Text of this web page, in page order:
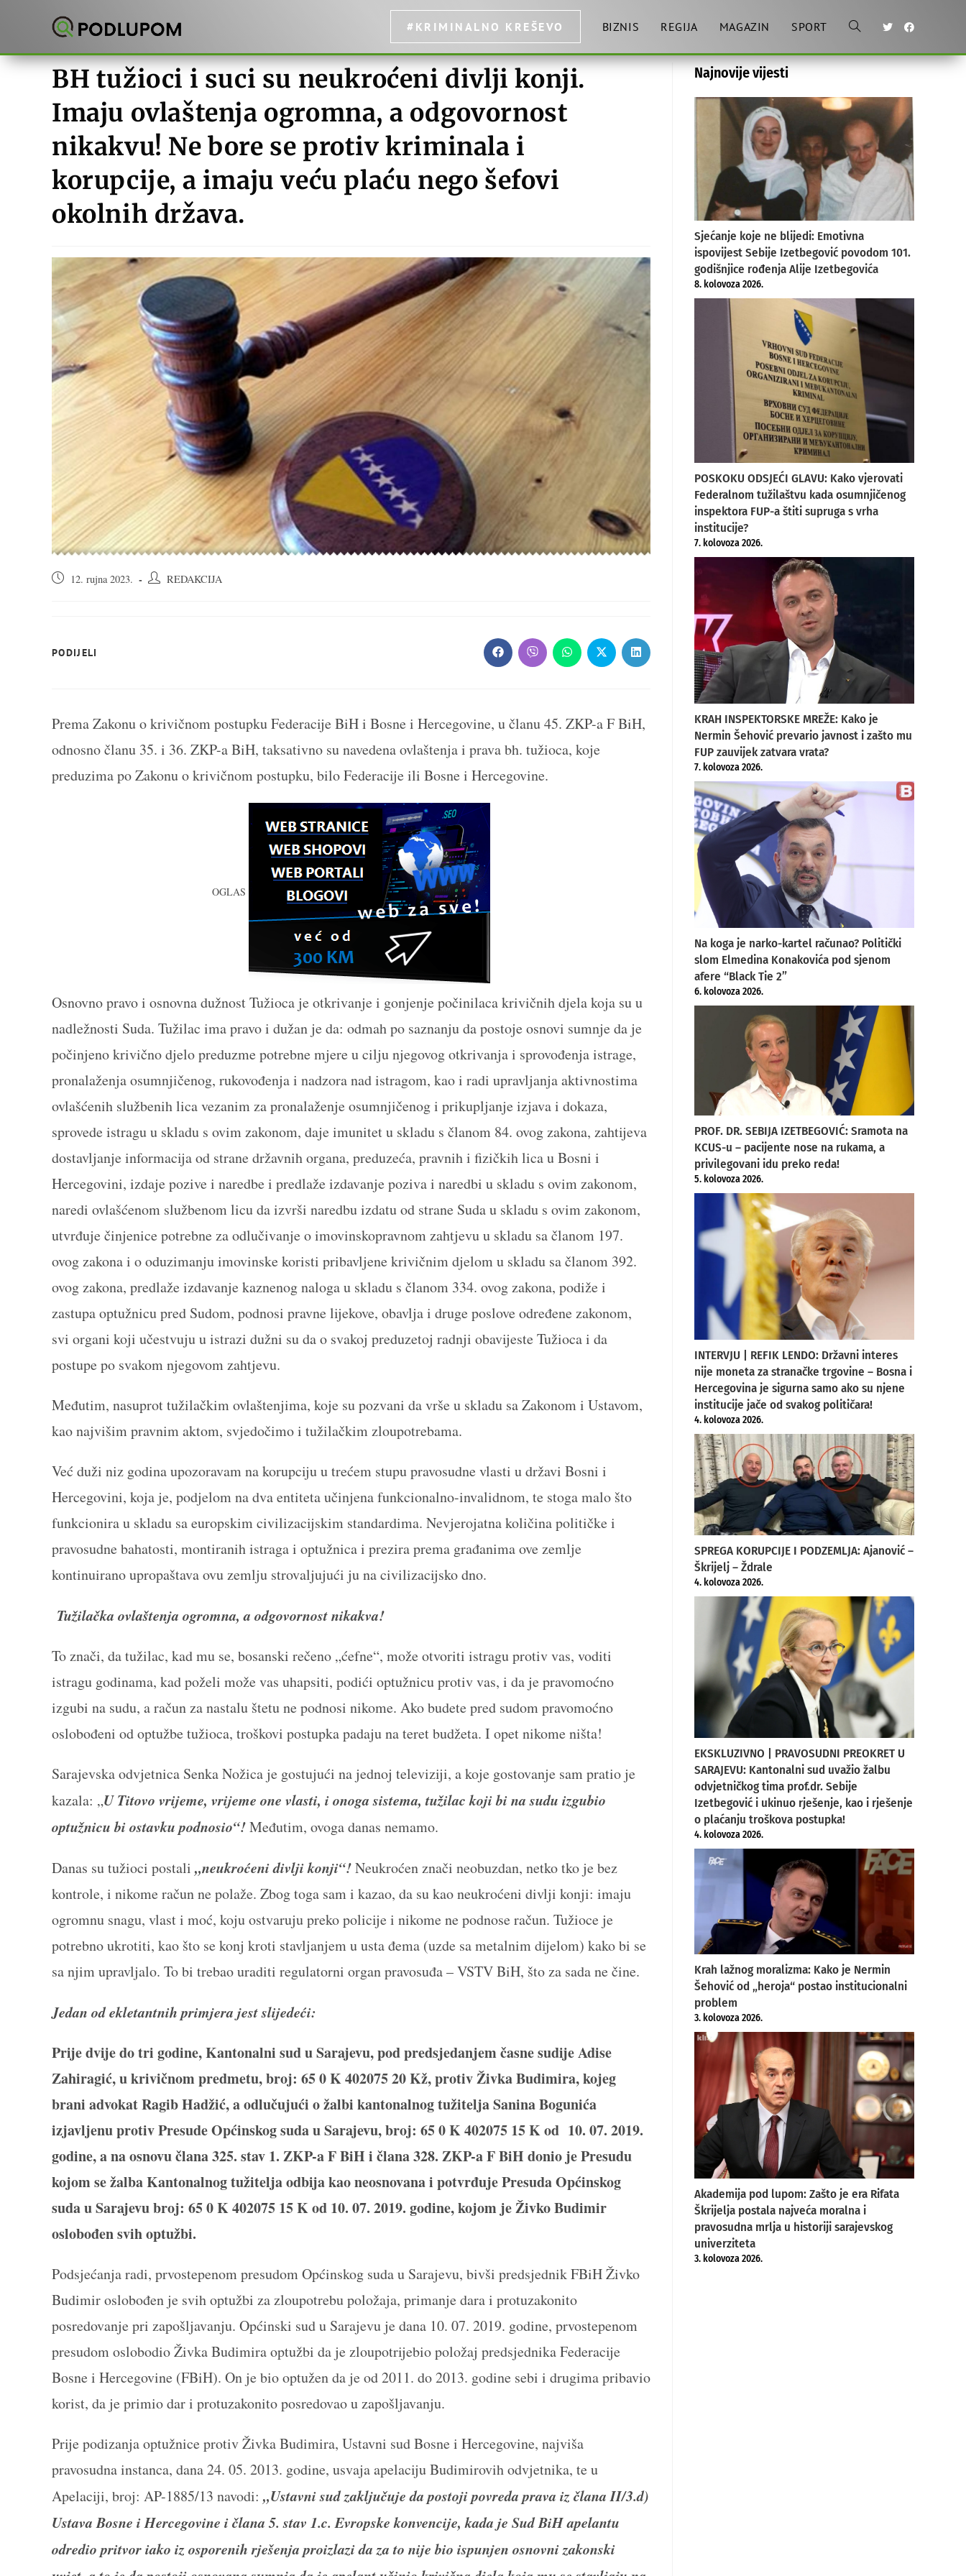
#KRIMINALNO KREŠEVO BIZNIS REGIJA MAGAZIN SPORT Toggle
search
BH tužioci i suci su neukroćeni divlji konji.
Imaju ovlaštenja ogromna, a odgovornost
nikakvu! Ne bore se protiv kriminala i
korupcije, a imaju veću plaću nego šefovi
okolnih država.
Objava12. rujna 2023.
AutorREDAKCIJA
PODIJELI Opens
in
Opens
in
Opens
in
Opens
in
Opens
in
Prema Zakonu o krivičnom postupku Federacije BiH i Bosne i Hercegovine, u članu 45. ZKP-a F BiH,
odnosno članu 35. i 36. ZKP-a BiH, taksativno su navedena ovlaštenja i prava bh. tužioca, koje
preduzima po Zakonu o krivičnom postupku, bilo Federacije ili Bosne i Hercegovine.
OGLAS
Osnovno pravo i osnovna dužnost Tužioca je otkrivanje i gonjenje počinilaca krivičnih djela koja su u
nadležnosti Suda. Tužilac ima pravo i dužan je da: odmah po saznanju da postoje osnovi sumnje da je
počinjeno krivično djelo preduzme potrebne mjere u cilju njegovog otkrivanja i sprovođenja istrage,
pronalaženja osumnjičenog, rukovođenja i nadzora nad istragom, kao i radi upravljanja aktivnostima
ovlašćenih službenih lica vezanim za pronalaženje osumnjičenog i prikupljanje izjava i dokaza,
sprovede istragu u skladu s ovim zakonom, daje imunitet u skladu s članom 84. ovog zakona, zahtijeva
dostavljanje informacija od strane državnih organa, preduzeća, pravnih i fizičkih lica u Bosni i
Hercegovini, izdaje pozive i naredbe i predlaže izdavanje poziva i naredbi u skladu s ovim zakonom,
naredi ovlašćenom službenom licu da izvrši naredbu izdatu od strane Suda u skladu s ovim zakonom,
utvrđuje činjenice potrebne za odlučivanje o imovinskopravnom zahtjevu u skladu sa članom 197.
ovog zakona i o oduzimanju imovinske koristi pribavljene krivičnim djelom u skladu sa članom 392.
ovog zakona, predlaže izdavanje kaznenog naloga u skladu s članom 334. ovog zakona, podiže i
zastupa optužnicu pred Sudom, podnosi pravne lijekove, obavlja i druge poslove određene zakonom,
svi organi koji učestvuju u istrazi dužni su da o svakoj preduzetoj radnji obavijeste Tužioca i da
postupe po svakom njegovom zahtjevu.
Međutim, nasuprot tužilačkim ovlaštenjima, koje su pozvani da vrše u skladu sa Zakonom i Ustavom,
kao najvišim pravnim aktom, svjedočimo i tužilačkim zloupotrebama.
Već duži niz godina upozoravam na korupciju u trećem stupu pravosudne vlasti u državi Bosni i
Hercegovini, koja je, podjelom na dva entiteta učinjena funkcionalno-invalidnom, te stoga malo što
funkcionira u skladu sa europskim civilizacijskim standardima. Nevjerojatna količina političke i
pravosudne bahatosti, montiranih istraga i optužnica i prezira prema građanima ove zemlje
kontinuirano upropaštava ovu zemlju strovaljujući ju na civilizacijsko dno.
Tužilačka ovlaštenja ogromna, a odgovornost nikakva!
To znači, da tužilac, kad mu se, bosanski rečeno „ćefne“, može otvoriti istragu protiv vas, voditi
istragu godinama, kad poželi može vas uhapsiti, podići optužnicu protiv vas, i da je pravomoćno
izgubi na sudu, a račun za nastalu štetu ne podnosi nikome. Ako budete pred sudom pravomoćno
oslobođeni od optužbe tužioca, troškovi postupka padaju na teret budžeta. I opet nikome ništa!
Sarajevska odvjetnica Senka Nožica je gostujući na jednoj televiziji, a koje gostovanje sam pratio je
kazala: „U Titovo vrijeme, vrijeme one vlasti, i onoga sistema, tužilac koji bi na sudu izgubio
optužnicu bi ostavku podnosio“!Međutim, ovoga danas nemamo.
Danas su tužioci postali „neukroćeni divlji konji“!Neukroćen znači neobuzdan, netko tko je bez
kontrole, i nikome račun ne polaže. Zbog toga sam i kazao, da su kao neukroćeni divlji konji: imaju
ogromnu snagu, vlast i moć, koju ostvaruju preko policije i nikome ne podnose račun. Tužioce je
potrebno ukrotiti, kao što se konj kroti stavljanjem u usta đema (uzde sa metalnim dijelom) kako bi se
sa njim upravljalo. To bi trebao uraditi regulatorni organ pravosuđa – VSTV BiH, što za sada ne čine.
Jedan od ekletantnih primjera jest slijedeći:
Prije dvije do tri godine,Kantonalni sud u Sarajevu, pod predsjedanjem časne sudije Adise
Zahiragić, u krivičnom predmetu, broj: 65 0 K 402075 20 Kž, protiv Živka Budimira, kojeg
brani advokat Ragib Hadžić, a odlučujući o žalbi kantonalnog tužitelja Sanina Bogunića
izjavljenu protiv Presude Općinskog suda u Sarajevu, broj: 65 0 K 402075 15 K od 10. 07. 2019.
godine, a na osnovu člana 325. stav 1. ZKP-a F BiH i člana 328. ZKP-a F BiH donio jePresudu
kojom se žalba Kantonalnog tužitelja odbija kao neosnovana i potvrđuje Presuda Općinskog
suda u Sarajevu broj: 65 0 K 402075 15 K od 10. 07. 2019. godine, kojom je Živko Budimir
oslobođen svih optužbi.
Podsjećanja radi, prvostepenom presudom Općinskog suda u Sarajevu, bivši predsjednik FBiH Živko
Budimir oslobođen je svih optužbi za zloupotrebu položaja, primanje dara i protuzakonito
posredovanje pri zapošljavanju. Općinski sud u Sarajevu je dana 10. 07. 2019. godine, prvostepenom
presudom oslobodio Živka Budimira optužbi da je zloupotrijebio položaj predsjednika Federacije
Bosne i Hercegovine (FBiH). On je bio optužen da je od 2011. do 2013. godine sebi i drugima pribavio
korist, da je primio dar i protuzakonito posredovao u zapošljavanju.
Prije podizanja optužnice protiv Živka Budimira, Ustavni sud Bosne i Hercegovine, najviša
pravosudna instanca, dana 24. 05. 2013. godine, usvaja apelaciju Budimirovih odvjetnika, te u
Apelaciji, broj: AP-1885/13 navodi: „Ustavni sud zaključuje da postoji povreda prava iz člana II/3.d)
Ustava Bosne i Hercegovine i člana 5. stav 1.c. Evropske konvencije, kada je Sud BiH apelantu
odredio pritvor iako iz osporenih rješenja proizlazi da za to nije bio ispunjen osnovni zakonski
Najnovije vijesti
Sjećanje koje ne blijedi: Emotivna
ispovijest Sebije Izetbegović povodom 101.
godišnjice rođenja Alije Izetbegovića
8. kolovoza 2026.
POSKOKU ODSJEĆI GLAVU: Kako vjerovati
Federalnom tužilaštvu kada osumnjičenog
inspektora FUP-a štiti supruga s vrha
institucije?
7. kolovoza 2026.
KRAH INSPEKTORSKE MREŽE: Kako je
Nermin Šehović prevario javnost i zašto mu
FUP zauvijek zatvara vrata?
7. kolovoza 2026.
Na koga je narko-kartel računao? Politički
slom Elmedina Konakovića pod sjenom
afere “Black Tie 2”
6. kolovoza 2026.
PROF. DR. SEBIJA IZETBEGOVIĆ: Sramota na
KCUS-u – pacijente nose na rukama, a
privilegovani idu preko reda!
5. kolovoza 2026.
INTERVJU | REFIK LENDO: Državni interes
nije moneta za stranačke trgovine – Bosna i
Hercegovina je sigurna samo ako su njene
institucije jače od svakog političara!
4. kolovoza 2026.
SPREGA KORUPCIJE I PODZEMLJA: Ajanović –
Škrijelj – Ždrale
4. kolovoza 2026.
EKSKLUZIVNO | PRAVOSUDNI PREOKRET U
SARAJEVU: Kantonalni sud uvažio žalbu
odvjetničkog tima prof.dr. Sebije
Izetbegović i ukinuo rješenje, kao i rješenje
o plaćanju troškova postupka!
4. kolovoza 2026.
Krah lažnog moralizma: Kako je Nermin
Šehović od „heroja“ postao institucionalni
problem
3. kolovoza 2026.
Akademija pod lupom: Zašto je era Rifata
Škrijelja postala najveća moralna i
pravosudna mrlja u historiji sarajevskog
univerziteta
3. kolovoza 2026.